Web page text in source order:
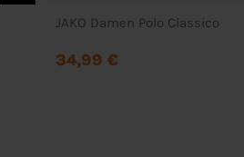
JAKO Damen Polo Classico
34,99 €